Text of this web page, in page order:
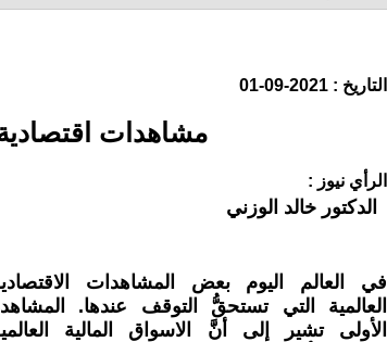
التاريخ : 2021-09-01
مشاهدات اقتصادية
الرأي نيوز :
الدكتور خالد الوزني
في العالم اليوم بعض المشاهدات
العالمية التي تستحقُّ التوقف عندها.
الأولى تشير إلى أنَّ الاسواق المالية